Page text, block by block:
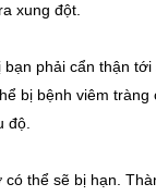
xung đột.
phải cẩn thận
bị bệnh viêm
độ.
thể sẽ bị hạn.